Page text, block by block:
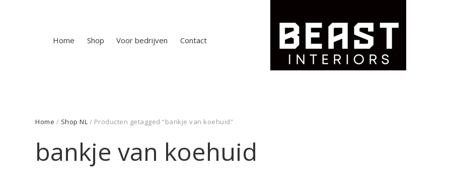
Home Shop Voor bedrijven Contact
Home / Shop NL / Producten getagged “bankje van koehuid”
bankje van koehuid